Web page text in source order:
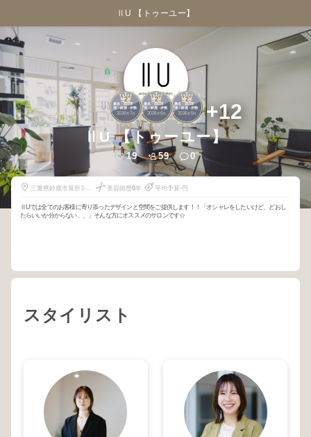
ⅡU 【トゥーユー】
2
桑名・四日市・
津・鈴鹿・伊勢
2026年7月
2
桑名・四日市・
津・鈴鹿・伊勢
2026年6月
2
桑名・四日市・
津・鈴鹿・伊勢
2026年5月 +12
ⅡU 【トゥーユー】
19 59 0
三重県鈴鹿市算所3-9-
美容師歴0年 平均予算-円
ⅡUでは全てのお客様に寄り添ったデザインと空間をご提供します！！「オシャレをしたいけど、どおし
たらいいか分からない、、」そんな方にオススメのサロンです☆
スタイリスト